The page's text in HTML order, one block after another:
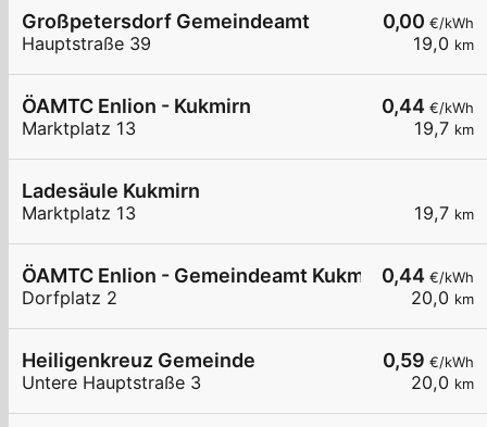
0,00 €/kWh
19,0 km
Großpetersdorf Gemeindeamt
Hauptstraße 39
0,44 €/kWh
19,7 km
ÖAMTC Enlion - Kukmirn
Marktplatz 13
19,7 km
Ladesäule Kukmirn
Marktplatz 13
0,44 €/kWh
20,0 km
ÖAMTC Enlion - Gemeindeamt Kukmirn
Dorfplatz 2
0,59 €/kWh
20,0 km
Heiligenkreuz Gemeinde
Untere Hauptstraße 3